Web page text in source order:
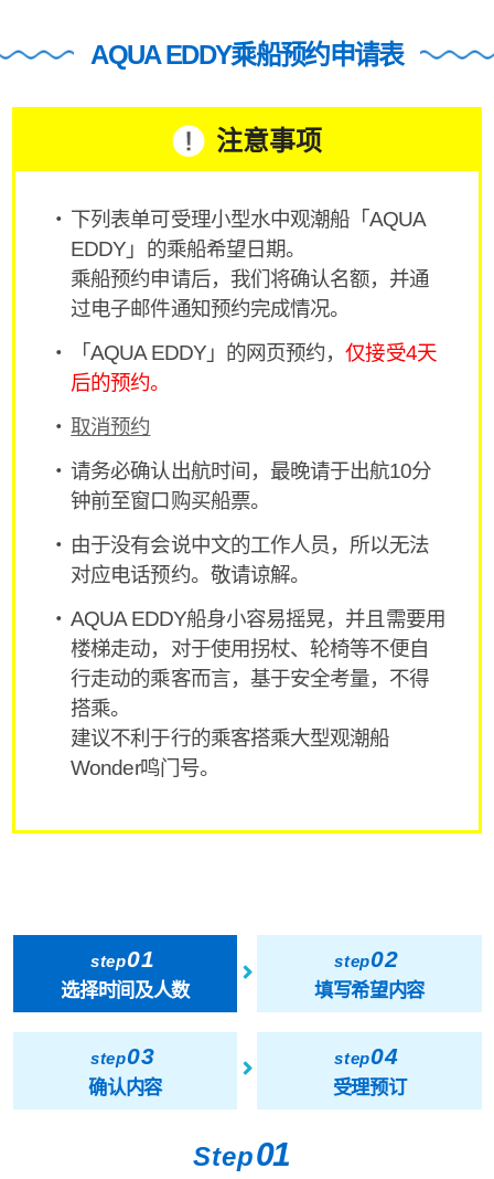
AQUA EDDY乘船预约申请表
注意事项
下列表单可受理小型水中观潮船「AQUA
EDDY」的乘船希望日期。
乘船预约申请后，我们将确认名额，并通
过电子邮件通知预约完成情况。
「AQUA EDDY」的网页预约，仅接受4天
后的预约。
取消预约
请务必确认出航时间，最晚请于出航10分
钟前至窗口购买船票。
由于没有会说中文的工作人员，所以无法
对应电话预约。敬请谅解。
AQUA EDDY船身小容易摇晃，并且需要用
楼梯走动，对于使用拐杖、轮椅等不便自
行走动的乘客而言，基于安全考量，不得
搭乘。
建议不利于行的乘客搭乘大型观潮船
Wonder鸣门号。
step01
选择时间及人数
step02
填写希望内容
step03
确认内容
step04
受理预订
Step01